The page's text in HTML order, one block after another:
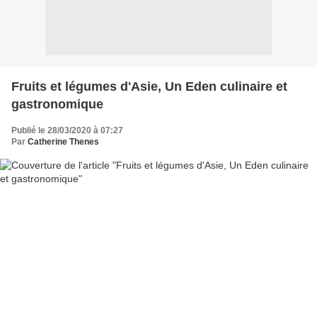
Fruits et légumes d'Asie, Un Eden culinaire et
gastronomique
Publié le 28/03/2020 à 07:27
Par Catherine Thenes